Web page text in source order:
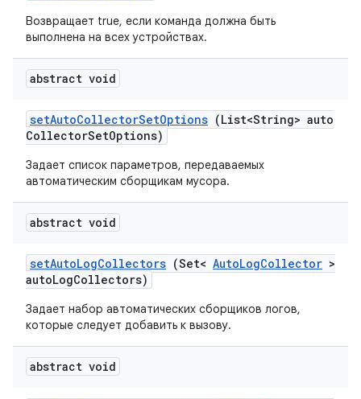
Возвращает true, если команда должна быть
выполнена на всех устройствах.
abstract void
setAutoCollectorSetOptions (List<String> auto
CollectorSetOptions)
Задает список параметров, передаваемых
автоматическим сборщикам мусора.
abstract void
setAutoLogCollectors (Set< AutoLogCollector >
autoLogCollectors)
Задает набор автоматических сборщиков логов,
которые следует добавить к вызову.
abstract void